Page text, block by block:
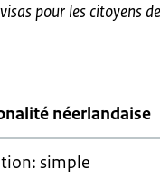
pour les citoyens
néerlandaise
simple